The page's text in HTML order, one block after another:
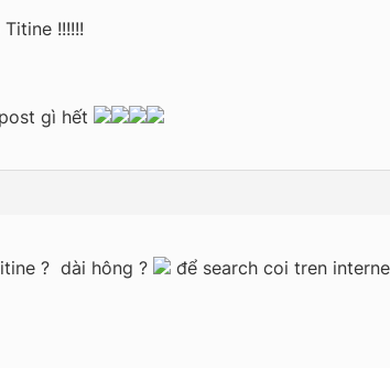
!!!!!!
gì hết
? dài hông ? để search coi tren